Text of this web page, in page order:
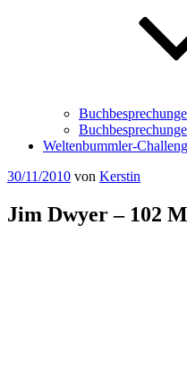
Weltenbummler-
Veröffentlicht
30/11/2010 von Kerstin
Jim Dwyer – 102